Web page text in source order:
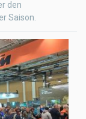
den
Saison.